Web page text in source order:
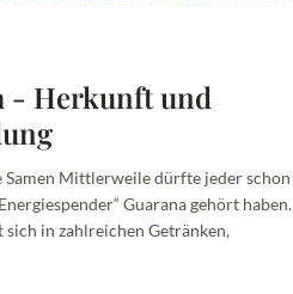
- Herkunft und
Samen Mittlerweile dürfte jeder schon
Guarana gehört haben.
sich in zahlreichen Getränken,